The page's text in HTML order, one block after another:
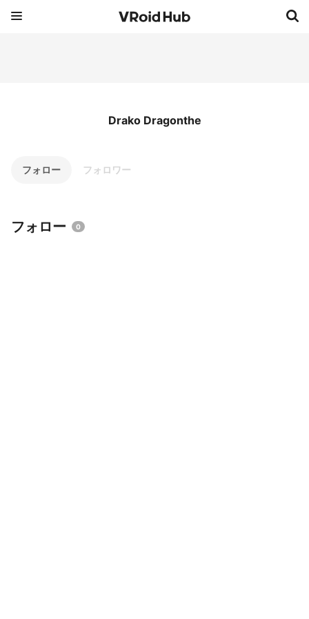
Drako Dragonthe
フォロー フォロワー
フォロー 0